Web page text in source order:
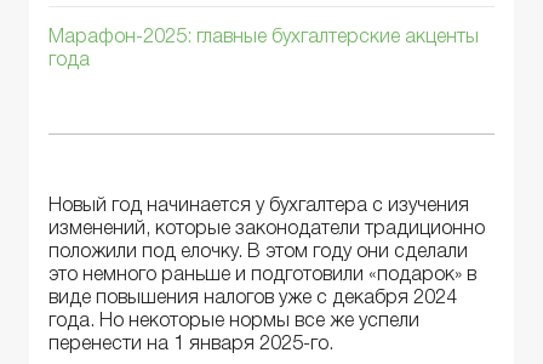
Марафон-2025: главные бухгалтерские акценты
года
Новый год начинается у бухгалтера с изучения
изменений, которые законодатели традиционно
положили под елочку. В этом году они сделали
это немного раньше и подготовили «подарок» в
виде повышения налогов уже с декабря 2024
года. Но некоторые нормы все же успели
перенести на 1 января 2025-го.